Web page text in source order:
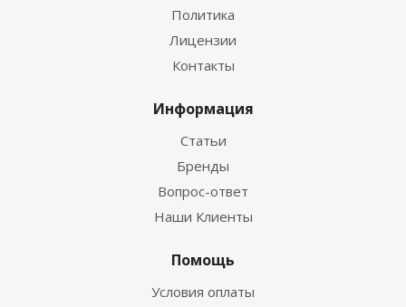
Политика
Лицензии
Контакты
Информация
Статьи
Бренды
Вопрос-ответ
Наши Клиенты
Помощь
Условия оплаты